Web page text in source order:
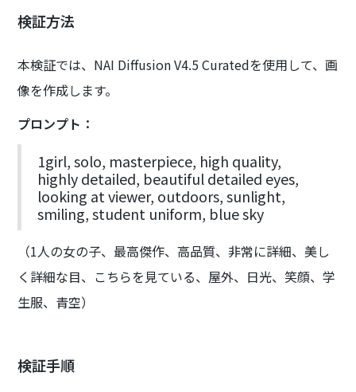
検証方法
本検証では、NAI Diffusion V4.5 Curatedを使用して、画
像を作成します。
プロンプト：
1girl, solo, masterpiece, high quality,
highly detailed, beautiful detailed eyes,
looking at viewer, outdoors, sunlight,
smiling, student uniform, blue sky
（1人の女の子、最高傑作、高品質、非常に詳細、美し
く詳細な目、こちらを見ている、屋外、日光、笑顔、学
生服、青空）
検証手順